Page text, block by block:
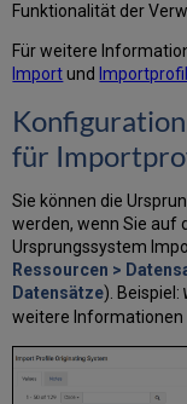
Funktionalität der
Für weitere
Importund
für
Sie können die
werden, wenn Sie auf
Ursprungssystem
Ressourcen >
Datensätze). Beispiel:
weitere